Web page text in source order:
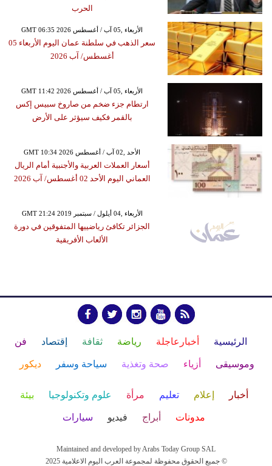
الحرب
GMT 06:35 2026 الأربعاء ,05 آب / أغسطس
سعر الذهب في سلطنة عمان اليوم الأربعاء 05
أغسطس/ آب 2026
GMT 11:42 2026 الأربعاء ,05 آب / أغسطس
ارتطام جزء ضخم من صاروخ سبيس إكس
بالقمر فكيف سيؤثر على الأرض
GMT 10:34 2026 الأحد ,02 آب / أغسطس
أسعار العملات العربية والأجنبية أمام الريال
العماني اليوم الأحد 02 أغسطس/ آب 2026
GMT 21:24 2019 الأربعاء ,04 أيلول / سبتمبر
الجزائر تكافئ رياضييها المتفوقين في دورة
الألعاب الأفريقية
الرئيسية أخبارعاجلة رياضة ثقافة إقتصاد فن
وموسيقى أزياء صحة وتغذية سياحة وسفر ديكور
أخبار إعلام تعليم مرأة علوم وتكنولوجيا بيئة
مدونات أبراج فيديو سيارات
Maintained and developed by Arabs Today Group SAL
جميع الحقوق محفوظة لمجموعة العرب اليوم الاعلامية 2025 ©